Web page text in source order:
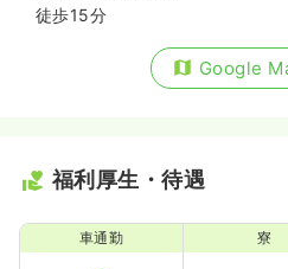
徒歩15分
Google
福利厚生・待遇
車通勤 寮